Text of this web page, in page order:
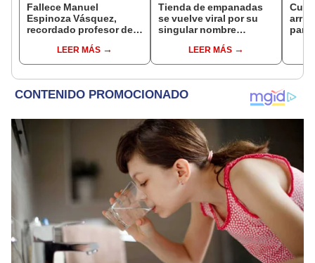
Fallece Manuel
Espinoza Vásquez,
recordado profesor de
por su icónica forma de
enseñar
LEER MÁS
Tienda de empanadas
se vuelve viral por su
singular nombre
Estar GordLEER MÁS
para